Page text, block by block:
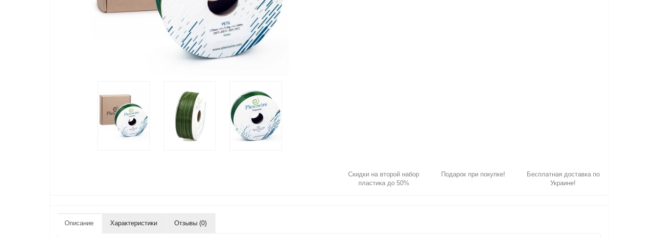
Скидки на второй набор
пластика до 50%
Подарок при покупке!
Бесплатная доставка по
Украине!
Описание Характеристики Отзывы (0)